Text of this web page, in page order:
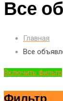
Все
Главная
Все
Включить фильтр